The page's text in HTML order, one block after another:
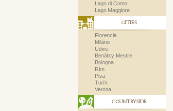
Lago di Como
Lago Maggiore
CITIES
Florencia
Miláno
Udine
Benátky Mestre
Bologna
Rím
Pisa
Turín
Verona
COUNTRYSIDE